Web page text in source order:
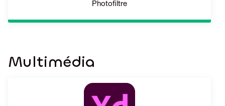
Photofiltre
Multimédia